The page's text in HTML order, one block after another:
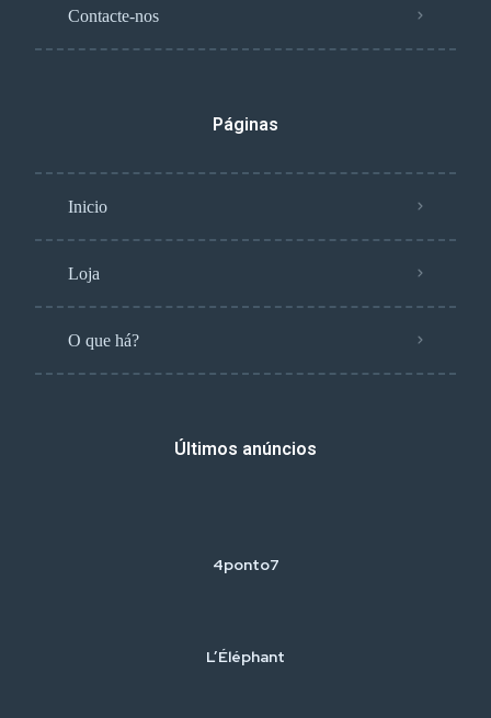
Contacte-nos
Páginas
Inicio
Loja
O que há?
Últimos anúncios
4ponto7
L’Éléphant